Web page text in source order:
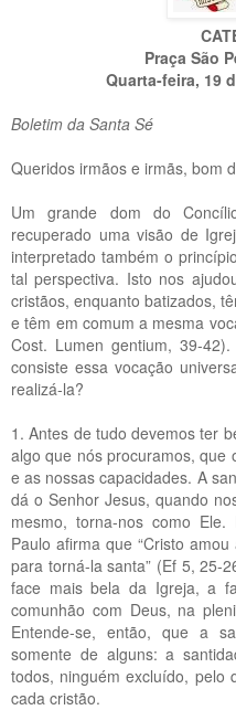
Praça São
Quarta-feira, 19
Boletim da Santa Sé
Queridos irmãos e irmãs, bom
Um grande dom do
recuperado uma visão de
interpretado também o
tal perspectiva. Isto nos
cristãos, enquanto batizados,
e têm em comum a mesma
Cost. Lumen gentium, 39-
consiste essa vocação
realizá-la?
1. Antes de tudo devemos ter
algo que nós procuramos, que
e as nossas capacidades. A
dá o Senhor Jesus, quando
mesmo, torna-nos como
Paulo afirma que “Cristo
para torná-la santa” (Ef 5, 25-
face mais bela da Igreja, a
comunhão com Deus, na
Entende-se, então, que a
somente de alguns: a
todos, ninguém excluído, pelo
cada cristão.